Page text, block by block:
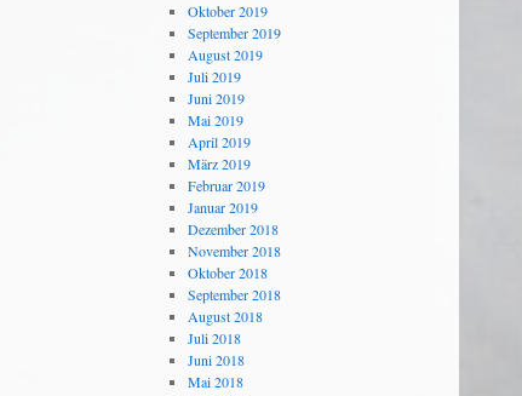
Oktober 2019
September 2019
August 2019
Juli 2019
Juni 2019
Mai 2019
April 2019
März 2019
Februar 2019
Januar 2019
Dezember 2018
November 2018
Oktober 2018
September 2018
August 2018
Juli 2018
Juni 2018
Mai 2018